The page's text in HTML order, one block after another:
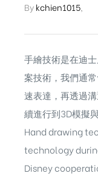
Bykchien1015
手繪技術是在迪
案技術，我們通
速表達，再透過
續進行到3D模擬
Hand drawing
technology
Disney